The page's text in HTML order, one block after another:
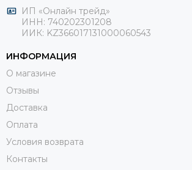
ИП «Онлайн трейд»
ИНН: 740202301208
ИИК: KZ366017131000060543
ИНФОРМАЦИЯ
О магазине
Отзывы
Доставка
Оплата
Условия возврата
Контакты